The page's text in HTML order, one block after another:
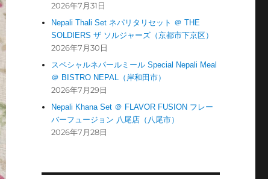
2026年7月31日
Nepali Thali Set ネパリタリセット ＠ THE
SOLDIERS ザ ソルジャーズ（京都市下京区）
2026年7月30日
スペシャルネパールミール Special Nepali Meal
＠ BISTRO NEPAL（岸和田市）
2026年7月29日
Nepali Khana Set ＠ FLAVOR FUSION フレー
バーフュージョン 八尾店（八尾市）
2026年7月28日